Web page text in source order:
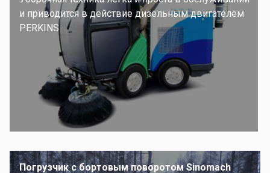
и приводится в действие дизельным двигателем
PERKINS
Погрузчик с бортовым поворотом Sinomach